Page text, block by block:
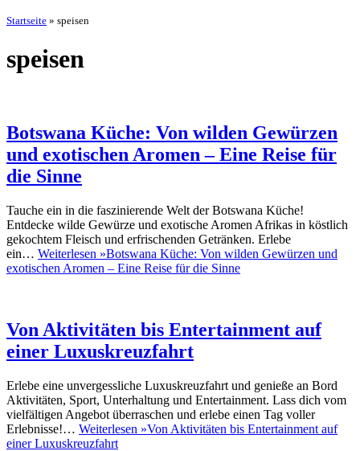
Startseite » speisen
speisen
Botswana Küche: Von wilden Gewürzen
und exotischen Aromen – Eine Reise für
die Sinne
Tauche ein in die faszinierende Welt der Botswana Küche!
Entdecke wilde Gewürze und exotische Aromen Afrikas in köstlich
gekochtem Fleisch und erfrischenden Getränken. Erlebe
ein… Weiterlesen »Botswana Küche: Von wilden Gewürzen und
exotischen Aromen – Eine Reise für die Sinne
Von Aktivitäten bis Entertainment auf
einer Luxuskreuzfahrt
Erlebe eine unvergessliche Luxuskreuzfahrt und genieße an Bord
Aktivitäten, Sport, Unterhaltung und Entertainment. Lass dich vom
vielfältigen Angebot überraschen und erlebe einen Tag voller
Erlebnisse!… Weiterlesen »Von Aktivitäten bis Entertainment auf
einer Luxuskreuzfahrt